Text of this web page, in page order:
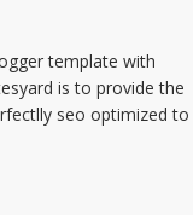
template with
is to provide the
seo optimized to